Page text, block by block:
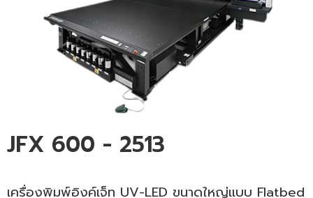
JFX 600 - 2513
เครื่องพิมพ์อิงค์เจ็ท UV-LED ขนาดใหญ่แบบ Flatbed